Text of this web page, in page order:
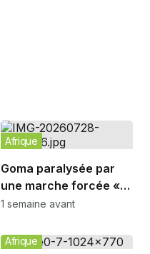
Goma paralysée par
une marche forcée «
Made in Rwanda »
Afrique
1 semaine avant
Afrique